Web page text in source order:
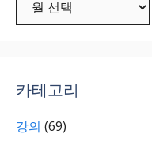
카테고리
강의 (69)